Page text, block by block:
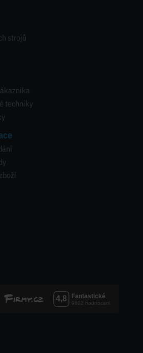
strojů
techniky